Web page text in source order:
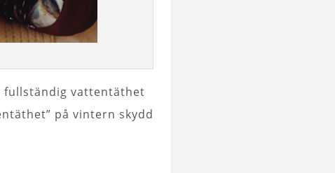
fullständig vattentäthet
på vintern skydd